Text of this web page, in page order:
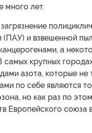
много лет.
(ПАУ) и взвешенной
а
крупных
азота, которые не
по себе являются
но как раз по
Европейского союза